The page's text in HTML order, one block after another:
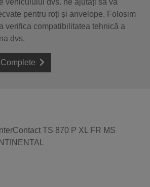
vehiculului dvs. ne ajutați să vă
pentru roți și anvelope. Folosim
verifica compatibilitatea tehnică a
dvs.
TS 870 P XL FR MS